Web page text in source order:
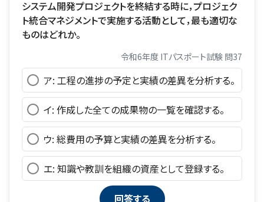
システム開発プロジェクトを終結する時に，プロジェク
ト統合マネジメントで実施する活動として，最も適切な
ものはどれか。
令和6年度 ITパスポート試験 問37
ア: 工程の進捗の予定と実績の差異を分析する。
イ: 作成した全ての成果物の一覧を確認する。
ウ: 総費用の予算と実績の差異を分析する。
エ: 知識や教訓を組織の資産として登録する。